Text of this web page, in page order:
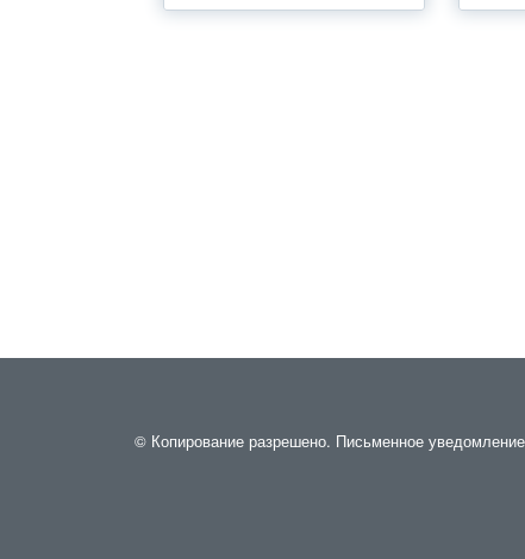
© Копирование разрешено. Письменное